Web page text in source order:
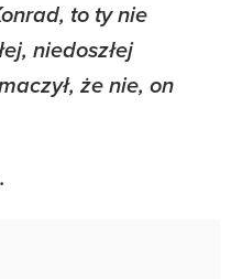
to ty nie
niedoszłej
że nie, on